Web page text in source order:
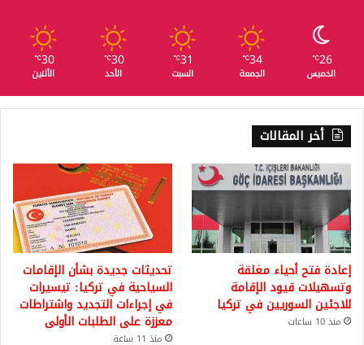
26
℃
الخميس
34
℃
الجمعة
31
℃
السبت
30
℃
الأحد
30
℃
الأثنين
أخر المقالات
إعادة فتح أحياء مغلقة
وتسهيلات قيود الإقامة
للاجئين السوريين في تركيا
منذ 10 ساعات
تحديثات جديدة بشأن الإقامات
السياحية في تركيا: تيسيرات
في إجراءات التجديد واشتراطات
معززة على الطلبات الأولى
منذ 11 ساعة